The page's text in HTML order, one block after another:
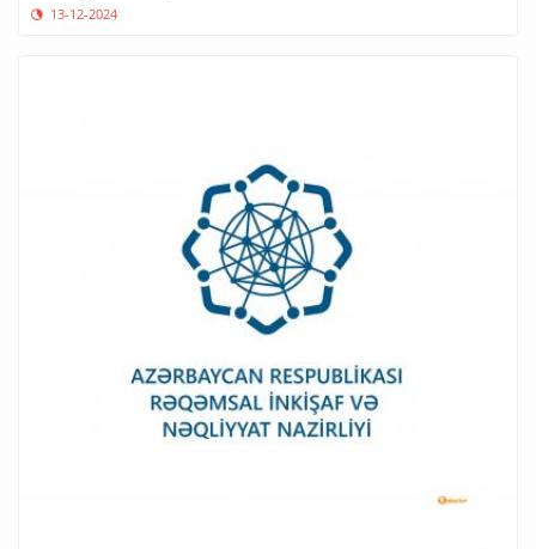
13-12-2024